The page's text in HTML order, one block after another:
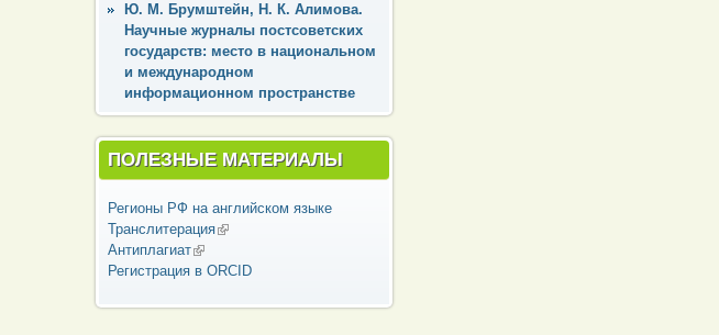
Ю. М. Брумштейн, Н. К. Алимова.
Научные журналы постсоветских
государств: место в национальном
и международном
информационном пространстве
ПОЛЕЗНЫЕ МАТЕРИАЛЫ
Регионы РФ на английском языке
Транслитерация(внешняя ссылка)
Антиплагиат(внешняя ссылка)
Регистрация в ORCID